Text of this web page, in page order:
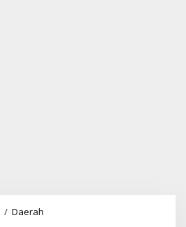
/ Daerah